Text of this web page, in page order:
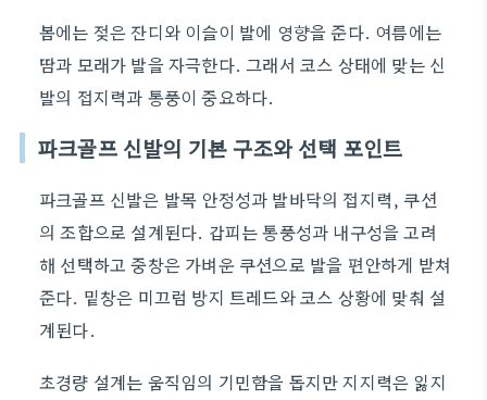
봄에는 젖은 잔디와 이슬이 발에 영향을 준다. 여름에는
땀과 모래가 발을 자극한다. 그래서 코스 상태에 맞는 신
발의 접지력과 통풍이 중요하다.
파크골프 신발의 기본 구조와 선택 포인트
파크골프 신발은 발목 안정성과 발바닥의 접지력, 쿠션
의 조합으로 설계된다. 갑피는 통풍성과 내구성을 고려
해 선택하고 중창은 가벼운 쿠션으로 발을 편안하게 받쳐
준다. 밑창은 미끄럼 방지 트레드와 코스 상황에 맞춰 설
계된다.
초경량 설계는 움직임의 기민함을 돕지만 지지력은 잃지